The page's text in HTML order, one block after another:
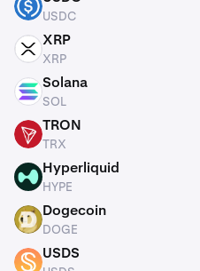
USDC
USDC
XRP XRP
XRP
SOL Solana
SOL
TRX TRON
TRX
HYPE Hyperliquid
HYPE
DOGE Dogecoin
DOGE
USDS USDS